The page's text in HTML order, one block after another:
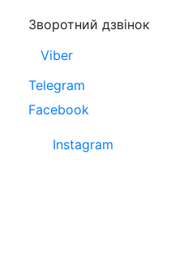
Зворотний дзвінок
Viber
Telegram
Facebook
Instagram